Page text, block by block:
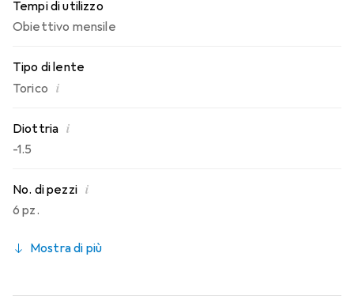
Tempi di utilizzo
Obiettivo mensile
Tipo di lente
Torico i
Diottria i
-1.5
No. di pezzi i
6 pz.
Mostra di più